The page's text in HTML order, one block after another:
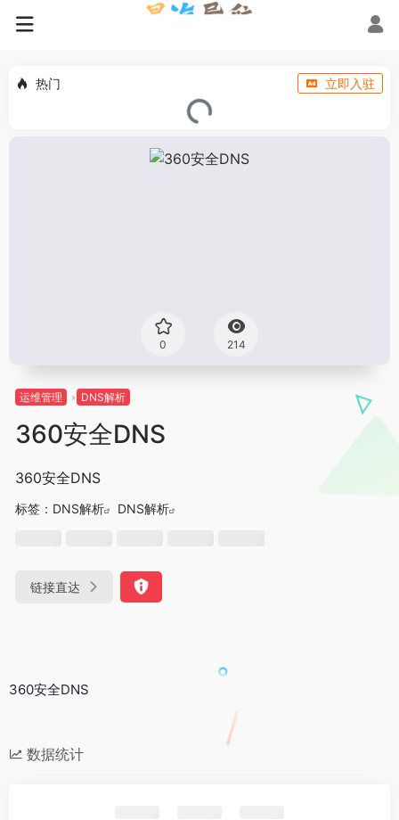
热门 立即入驻
0 214
运维管理 DNS解析
360安全DNS
360安全DNS
标签： DNS解析 DNS解析
链接直达
360安全DNS
数据统计